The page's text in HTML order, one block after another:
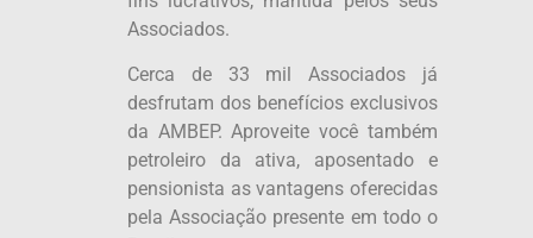
Associados.
Cerca de 33 mil Associados já
desfrutam dos benefícios exclusivos
da AMBEP. Aproveite você também
petroleiro da ativa, aposentado e
pensionista as vantagens oferecidas
pela Associação presente em todo o